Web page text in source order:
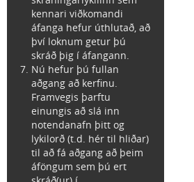
kennari viðkomandi
áfanga hefur úthlutað, að
því loknum getur þú
skráð þig í áfangann.
Nú hefur þú fullan
aðgang að kerfinu.
Framvegis þarftu
einungis að slá inn
notendanafn þitt og
lykilorð (t.d. hér til hliðar)
til að fá aðgang að þeim
áföngum sem þú ert